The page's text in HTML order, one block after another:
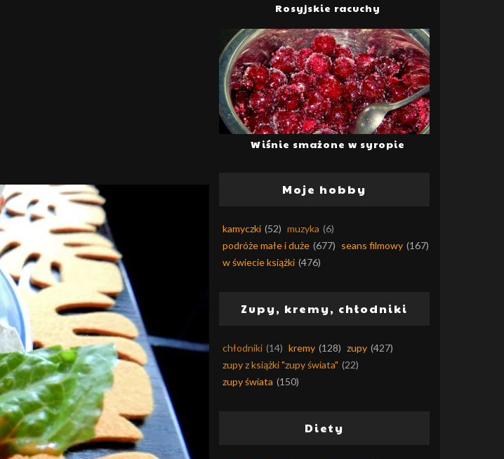
Rosyjskie racuchy
Wiśnie smażone w syropie
Moje hobby
kamyczki (52) muzyka (6)
podróże małe i duże (677) seans filmowy (167)
w świecie książki (476)
Zupy, kremy, chłodniki
chłodniki (14) kremy (128) zupy (427)
zupy z książki "zupy świata" (22)
zupy świata (150)
Diety